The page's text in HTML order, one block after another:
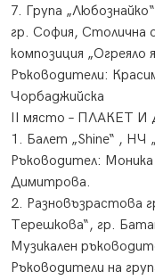
7. Група
гр. София, Столична
композиция „Огреяло
Ръководители:
Чорбаджийска
ІІ място – ПЛАКЕТ
1. Балет „Shine“ , НЧ
Ръководител:
Димитрова.
2. Разновъзрастова
Терешкова“, гр.
Музикален
Ръководители на